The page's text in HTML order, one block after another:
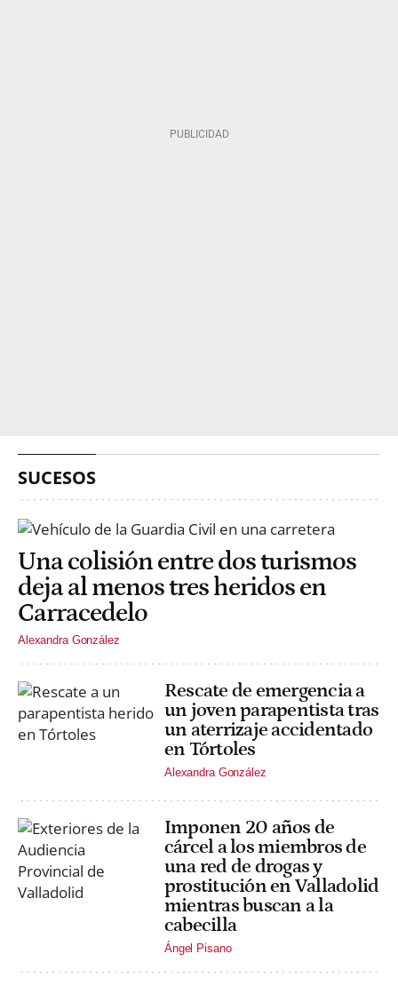
SUCESOS
Una colisión entre dos turismos
deja al menos tres heridos en
Carracedelo
Alexandra González
Rescate de emergencia a
un joven parapentista tras
un aterrizaje accidentado
en Tórtoles
Alexandra González
Imponen 20 años de
cárcel a los miembros de
una red de drogas y
prostitución en Valladolid
mientras buscan a la
cabecilla
Ángel Pisano